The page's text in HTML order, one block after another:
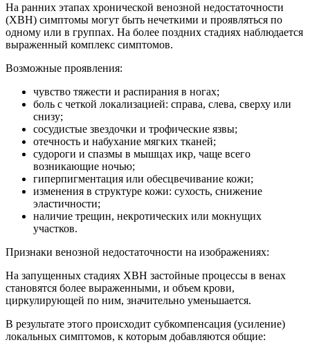
На ранних этапах хронической венозной недостаточности
(ХВН) симптомы могут быть нечеткими и проявляться по
одному или в группах. На более поздних стадиях наблюдается
выраженный комплекс симптомов.
Возможные проявления:
чувство тяжести и распирания в ногах;
боль с четкой локализацией: справа, слева, сверху или
снизу;
сосудистые звездочки и трофические язвы;
отечность и набухание мягких тканей;
судороги и спазмы в мышцах икр, чаще всего
возникающие ночью;
гиперпигментация или обесцвечивание кожи;
изменения в структуре кожи: сухость, снижение
эластичности;
наличие трещин, некротических или мокнущих
участков.
Признаки венозной недостаточности на изображениях:
На запущенных стадиях ХВН застойные процессы в венах
становятся более выраженными, и объем крови,
циркулирующей по ним, значительно уменьшается.
В результате этого происходит субкомпенсация (усиление)
локальных симптомов, к которым добавляются общие: